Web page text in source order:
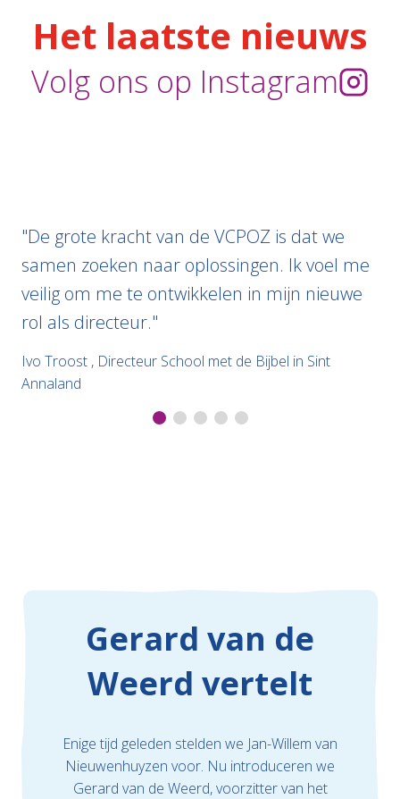
Het laatste nieuws
Volg ons op Instagram
"De grote kracht van de VCPOZ is dat we
samen zoeken naar oplossingen. Ik voel me
veilig om me te ontwikkelen in mijn nieuwe
rol als directeur."
Ivo Troost , Directeur School met de Bijbel in Sint
Annaland
Jan Willem Nieuwenhuyzen
Robert van der Hart
Gerard van de
Weerd vertelt
Enige tijd geleden stelden we Jan-Willem van
Nieuwenhuyzen voor. Nu introduceren we
Gerard van de Weerd, voorzitter van het